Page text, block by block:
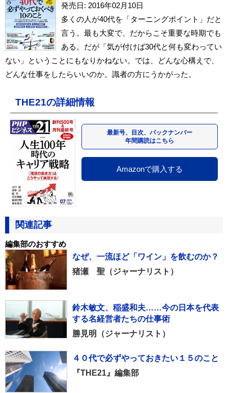
発売日: 2016年02月10日
多くの人が40代を「ターニングポイント」だと
言う。最も大変で、だからこそ重要な時期でも
ある。だが「気が付けば30代と何も変わってい
ない」ということにもなりかねない。では、どんな心構えで、
どんな仕事をしたらいいのか。識者の方にうかがった。
THE21の詳細情報
最新号、目次、バックナンバー
年間購読はこちら
Amazonで購入する
関連記事
編集部のおすすめ
なぜ、一流ほど「ワイン」を飲むのか？
猪瀬 聖（ジャーナリスト）
鈴木敏文、稲盛和夫……今の日本を代表
する名経営者たちの仕事術
勝見明（ジャーナリスト）
４０代で必ずやっておきたい１５のこと
『THE21』編集部